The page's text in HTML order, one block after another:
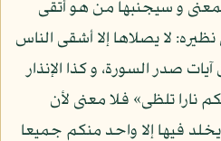
و سيجنبها من هو أتقى
لا يصلاها إلا أشقى الناس
صدر السورة، و كذا الإنذار
نارا تلظى» فلا معنى لأن
يخلد فيها إلا واحد منكم جميعا